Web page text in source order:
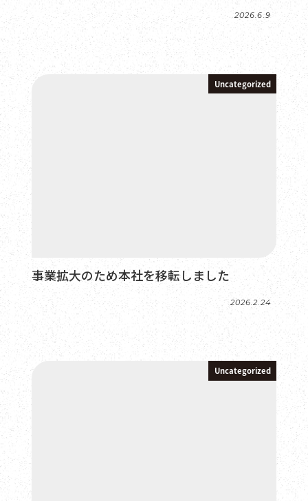
投稿日
2026.6.9
Uncategorized
事業拡大のため本社を移転しました
投稿日
2026.2.24
Uncategorized